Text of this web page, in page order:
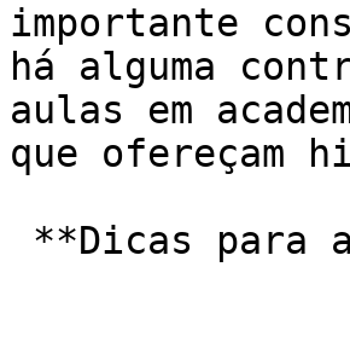
importante
há alguma
aulas em
que ofereçam